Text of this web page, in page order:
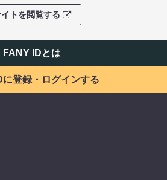
トを閲覧する
FANY IDとは
に登録・ログインする